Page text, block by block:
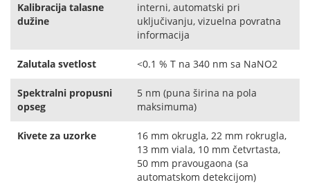
Kalibracija talasne
dužine
interni, automatski pri
uključivanju, vizuelna povratna
informacija
Zalutala svetlost <0.1 % T na 340 nm sa NaNO2
Spektralni propusni
opseg
5 nm (puna širina na pola
maksimuma)
Kivete za uzorke
16 mm okrugla, 22 mm rokrugla,
13 mm viala, 10 mm četvrtasta,
50 mm pravougaona (sa
automatskom detekcijom)